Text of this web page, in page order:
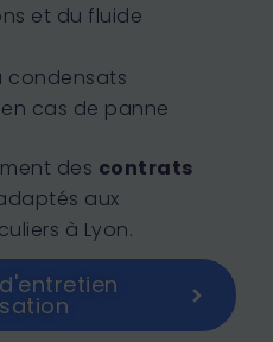
et du fluide
condensats
cas de panne
des contrats
aux
à Lyon.